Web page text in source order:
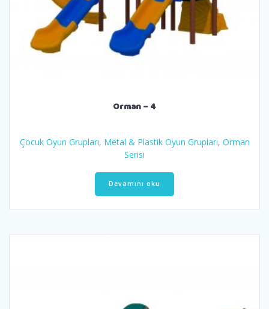
Orman – 4
Çocuk Oyun Grupları, Metal & Plastik Oyun Grupları, Orman
Serisi
Devamını oku